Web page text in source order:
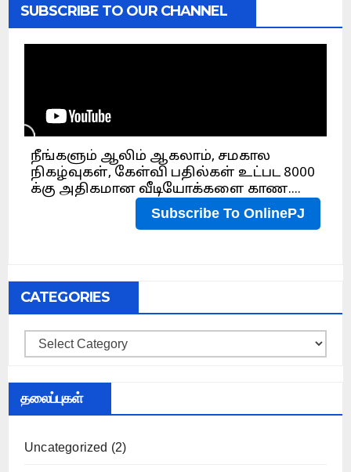
SUBSCRIBE TO OUR CHANNEL
CATEGORIES
Categories
தலைப்புகள்
Uncategorized (2)